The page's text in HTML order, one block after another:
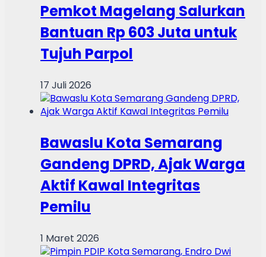
Pemkot Magelang Salurkan
Bantuan Rp 603 Juta untuk
Tujuh Parpol
17 Juli 2026
Bawaslu Kota Semarang
Gandeng DPRD, Ajak Warga
Aktif Kawal Integritas
Pemilu
1 Maret 2026